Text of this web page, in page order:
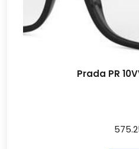
Prada PR